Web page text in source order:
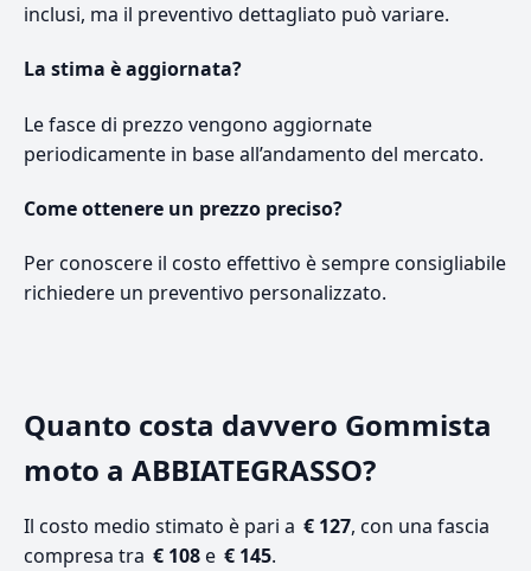
inclusi, ma il preventivo dettagliato può variare.
La stima è aggiornata?
Le fasce di prezzo vengono aggiornate
periodicamente in base all’andamento del mercato.
Come ottenere un prezzo preciso?
Per conoscere il costo effettivo è sempre consigliabile
richiedere un preventivo personalizzato.
Quanto costa davvero Gommista
moto a ABBIATEGRASSO?
Il costo medio stimato è pari a € 127, con una fascia
compresa tra € 108e € 145.